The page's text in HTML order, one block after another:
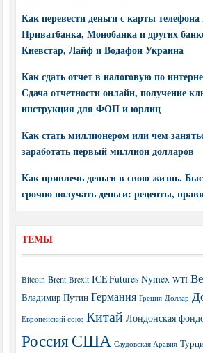
Как перевести деньги с карты
Приватбанка, Монобанка и других
Киевстар, Лайф и Водафон Украина
Как сдать отчет в налоговую по
Сдача отчетности онлайн, получение
инструкция для ФОП и юрлиц
Как стать миллионером или чем
заработать первый миллион долларов
Как привлечь деньги в свою жизнь.
срочно получать деньги: рецепты,
ТЕМЫ
Bitcoin Brent Brexit ICE Futures Nymex WTI
Владимир Путин Германия Греция Доллар
Европейский союз Китай Лондонская
РоссияСША Саудовская Аравия